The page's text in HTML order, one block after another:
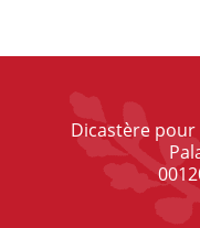
Dicastère pour